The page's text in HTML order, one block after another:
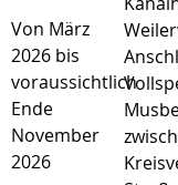
Von März
2026 bis
voraussichtlich
Ende
November
2026